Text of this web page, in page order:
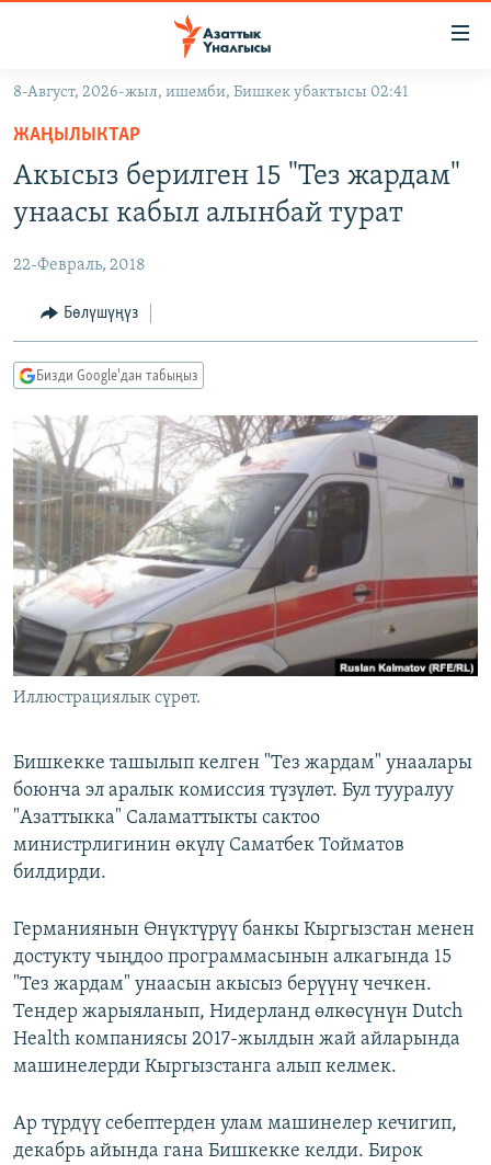
Навигацияга
өтүңүз
Издөөгө
салыңыз
ЭКОНОМИКА
МАДАНИЯТ
БОРБОР АЗИЯ
АТАЙЫН ИЛИКТӨӨ
ТВ ПРОГРАММАЛАР
ЭКСПЕРТТЕР ТАЛДАЙТ
БИЗ ЖАНА ДҮЙНӨ
ДАНИСТЕ
ЭЖЕ-СИҢДИЛЕР
АЗАТТЫК+
ЫҢГАЙСЫЗ СУРООЛОР
ӨЗГӨЧӨ ПИКИР
Русский
ОНЛАЙН ШЕРИНЕ
ЭЕ/АРнун бардык сайттары
8-Август, 2026-жыл, ишемби, Бишкек убактысы 02:41
ЖАҢЫЛЫКТАР
Акысыз берилген 15 "Тез жардам"
унаасы кабыл алынбай турат
22-Февраль, 2018
Бөлүшүңүз
Бизди Google'дан табыңыз
Иллюстрациялык сүрөт.
Бишкекке ташылып келген "Тез жардам" унаалары
боюнча эл аралык комиссия түзүлөт. Бул тууралуу
"Азаттыкка" Саламаттыкты сактоо
министрлигинин өкүлү Саматбек Тойматов
билдирди.
Германиянын Өнүктүрүү банкы Кыргызстан менен
достукту чыңдоо программасынын алкагында 15
"Тез жардам" унаасын акысыз берүүнү чечкен.
Тендер жарыяланып, Нидерланд өлкөсүнүн Dutch
Health компаниясы 2017-жылдын жай айларында
машинелерди Кыргызстанга алып келмек.
Ар түрдүү себептерден улам машинелер кечигип,
декабрь айында гана Бишкекке келди. Бирок